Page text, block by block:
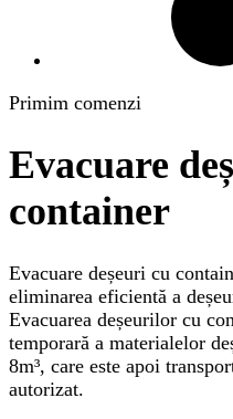
Primim comenzi
Evacuare
container
Evacuare deșeuri cu
eliminarea eficientă a
Evacuarea deșeurilor cu
temporară a materialelor
8m³, care este apoi
autorizat.